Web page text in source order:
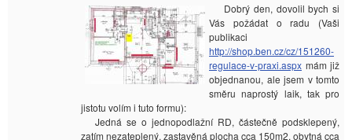
Dobrý den, dovolil bych si
Vás požádat o radu (Vaši
publikaci
http://shop.ben.cz/cz/151260-
regulace-v-praxi.aspx mám již
objednanou, ale jsem v tomto
směru naprostý laik, tak pro
jistotu volím i tuto formu):
Jedná se o jednopodlažní RD, částečně podsklepený,
zatím nezateplený, zastavěná plocha cca 150m2, obytná cca